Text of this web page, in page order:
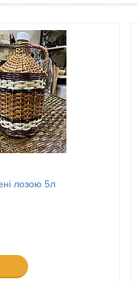
лозою 5л